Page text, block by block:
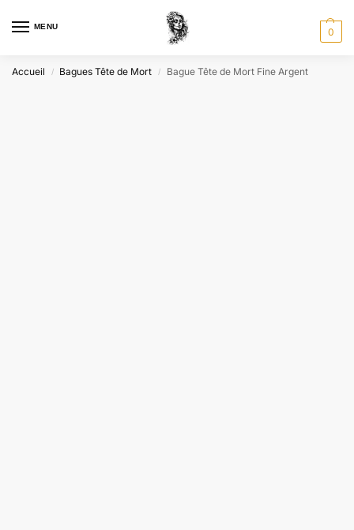
MENU 0
Accueil / Bagues Tête de Mort / Bague Tête de Mort Fine Argent